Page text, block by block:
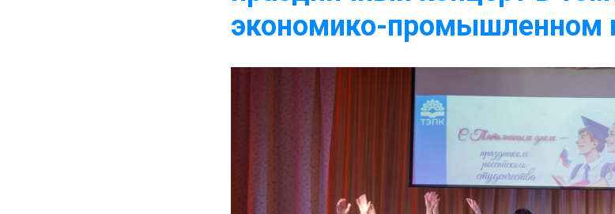
экономико-промышленном